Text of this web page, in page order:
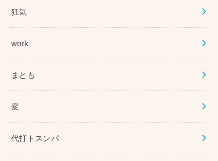
狂気
work
まとも
変
代打トスンパ